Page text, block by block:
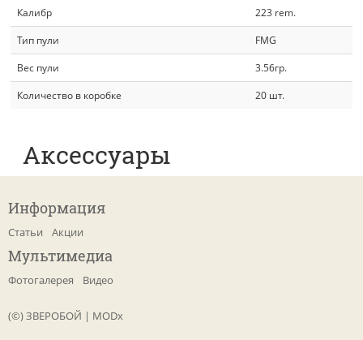
Калибр
223 rem.
Тип пули
FMG
Вес пули
3.56гр.
Количество в коробке
20 шт.
Аксессуары
Информация
Статьи Акции
Мультимедиа
Фотогалерея Видео
(©) ЗВЕРОБОЙ | MODx